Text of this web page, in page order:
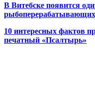
В Витебске появится
10 интересных фактов
печатный «Псалтырь»